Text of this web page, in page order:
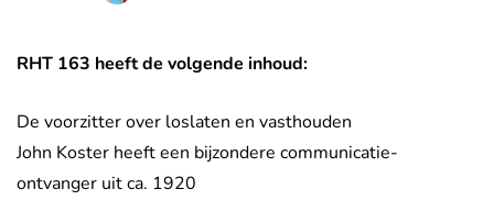
RHT 163 heeft de volgende inhoud:
De voorzitter over loslaten en vasthouden
John Koster heeft een bijzondere communicatie-
ontvanger uit ca. 1920